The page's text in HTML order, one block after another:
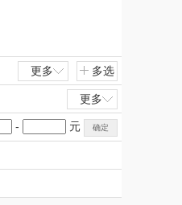
更多 多选
更多
- 元